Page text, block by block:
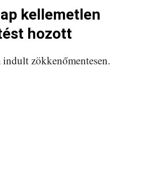
kellemetlen
hozott
zökkenőmentesen.